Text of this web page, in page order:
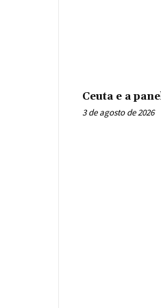
Ceuta e a
3 de agosto de 2026